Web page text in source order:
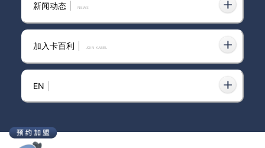
新闻动态 news
加入卡百利 JOIN KABEL
EN